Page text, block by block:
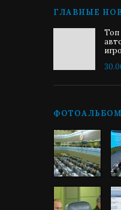
ГЛАВНЫЕ
Топ